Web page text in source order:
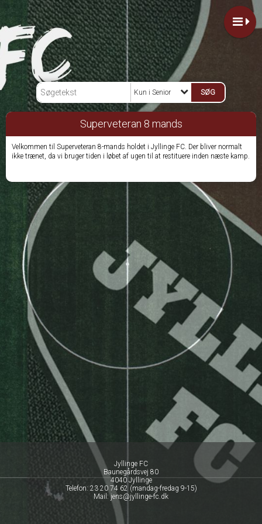
Kun i Senior
Superveteran 8 mands
Velkommen til Superveteran 8-mands holdet i Jyllinge FC. Der bliver normalt
ikke trænet, da vi bruger tiden i løbet af ugen til at restituere inden næste kamp.
Jyllinge FC
Baunegårdsvej 80
4040 Jyllinge
Telefon: 23 20 74 62 (mandag-fredag 9-15)
Mail: jens@jyllinge-fc.dk